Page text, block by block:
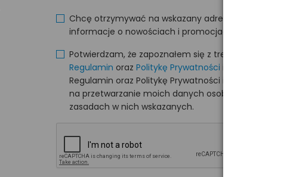
Chcę otrzymywać na wskazany adres e-mail
informacje o nowościach i promocjach na hurt.com.pl.
Potwierdzam, że zapoznałem się z treścią i akceptuję
Regulamin oraz Politykę Prywatności
Regulamin oraz Politykę Prywatności i wyrażam zgodę
na przetwarzanie moich danych osobowych na
zasadach w nich wskazanych.